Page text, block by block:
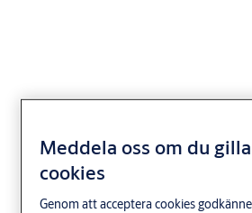
Monteringsstolpe
WM
Meddela oss om du
cookies
Genom att acceptera cookies